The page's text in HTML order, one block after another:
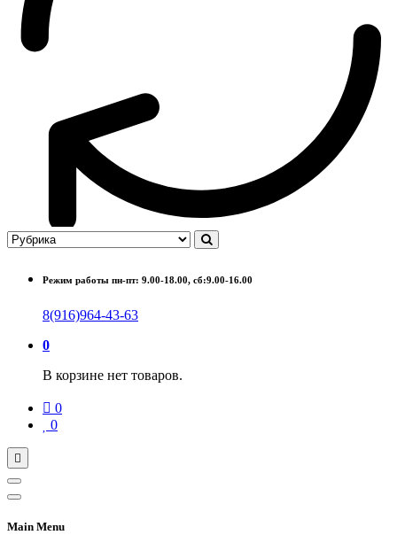
Режим работы пн-пт: 9.00-18.00, сб:9.00-16.00
8(916)964-43-63
0
В корзине нет товаров.
0
0
Main Menu